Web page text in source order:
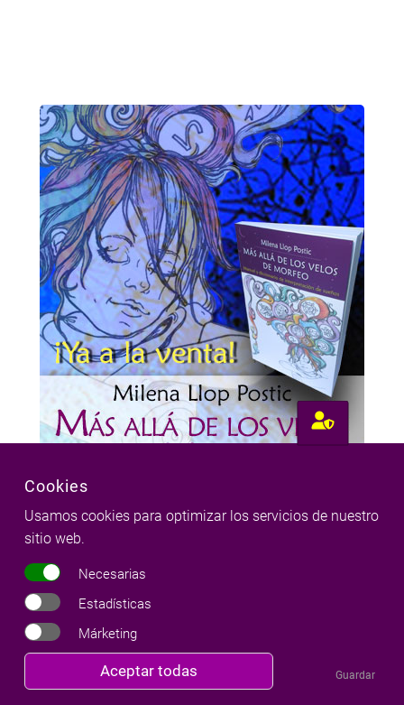
COMENTARIOS
en:
Cookies
Usamos cookies para optimizar los servicios de nuestro
sitio web.
Necesarias
Estadísticas
Márketing
Aceptar todas Guardar